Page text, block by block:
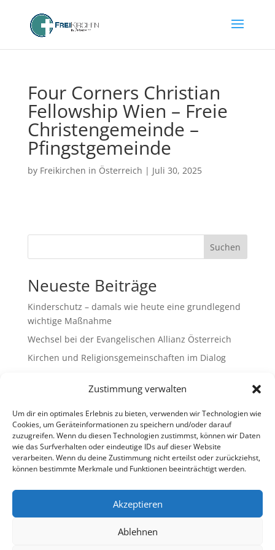
Zustimmung verwalten
Um dir ein optimales Erlebnis zu bieten, verwenden wir Technologien wie
Cookies, um Geräteinformationen zu speichern und/oder darauf
zuzugreifen. Wenn du diesen Technologien zustimmst, können wir Daten
wie das Surfverhalten oder eindeutige IDs auf dieser Website
verarbeiten. Wenn du deine Zustimmung nicht erteilst oder zurückziehst,
können bestimmte Merkmale und Funktionen beeinträchtigt werden.
Akzeptieren
Ablehnen
Four Corners Christian
Fellowship Wien – Freie
Christengemeinde –
Pfingstgemeinde
by Freikirchen in Österreich | Juli 30, 2025
Suchen
Neueste Beiträge
Kinderschutz – damals wie heute eine grundlegend
wichtige Maßnahme
Wechsel bei der Evangelischen Allianz Österreich
Kirchen und Religionsgemeinschaften im Dialog
Schulen & Kindergärten in Österreich
„Brennen für das Leben “ – die Wanderausstellung
ist bald am Ziel
Neueste Kommentare
Impressum
Datenschutz